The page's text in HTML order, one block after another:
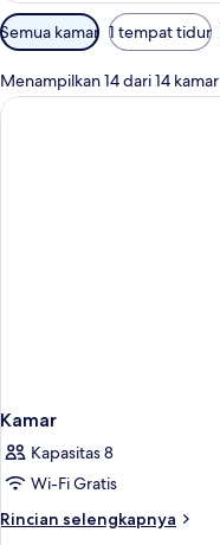
Filter
tersedia
untuk
kamar
Semua kamar 1 tempat tidur
Menampilkan 14 dari 14 kamar
Kamar
Kapasitas 8
Wi-Fi Gratis
Rincian selengkapnya
Rincian